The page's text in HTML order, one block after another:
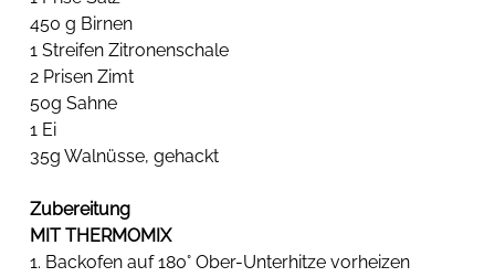
450 g Birnen
1 Streifen Zitronenschale
2 Prisen Zimt
50g Sahne
1 Ei
35g Walnüsse, gehackt
Zubereitung
MIT THERMOMIX
1. Backofen auf 180° Ober-Unterhitze vorheizen